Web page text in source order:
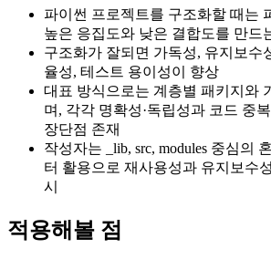
파이썬 프로젝트를 구조화할 때는
높은 응집도와 낮은 결합도를 만드
구조화가 잘되면 가독성, 유지보수
율성, 테스트 용이성이 향상
대표 방식으로는 계층별 패키지와
며, 각각 명확성·독립성과 코드 중
장단점 존재
작성자는 _lib, src, modules 중심의
터 활용으로 재사용성과 유지보수
시
적용해볼 점